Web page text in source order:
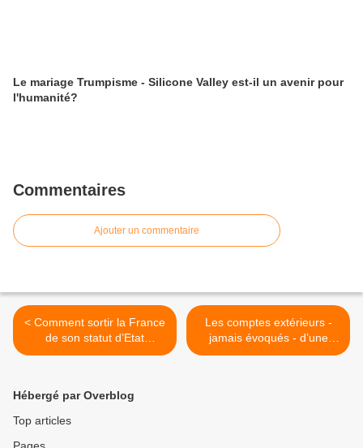
Le mariage Trumpisme - Silicone Valley est-il un avenir pour
l'humanité?
Commentaires
Ajouter un commentaire
< Comment sortir la France
de son statut d’Etat
effondré ?
Les comptes extérieurs -
jamais évoqués - d’une
France effondrée. >
Hébergé par Overblog
Top articles